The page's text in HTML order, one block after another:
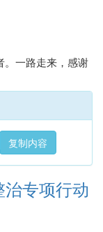
。一路走来，感谢
复制内容
专项行动